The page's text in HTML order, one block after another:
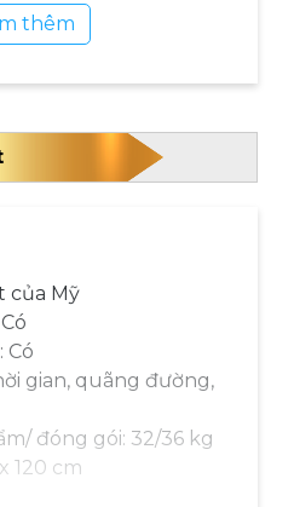
thêm
của Mỹ
Có
gian, quãng đường,
đóng gói: 32/36 kg
120 cm